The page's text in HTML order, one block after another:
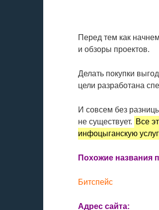
Перед тем как
и обзоры проектов.
Делать покупки
цели разработана
И совсем без
не существует. Все
инфоцыганскую
Похожие названия
Битспейс
Адрес сайта: